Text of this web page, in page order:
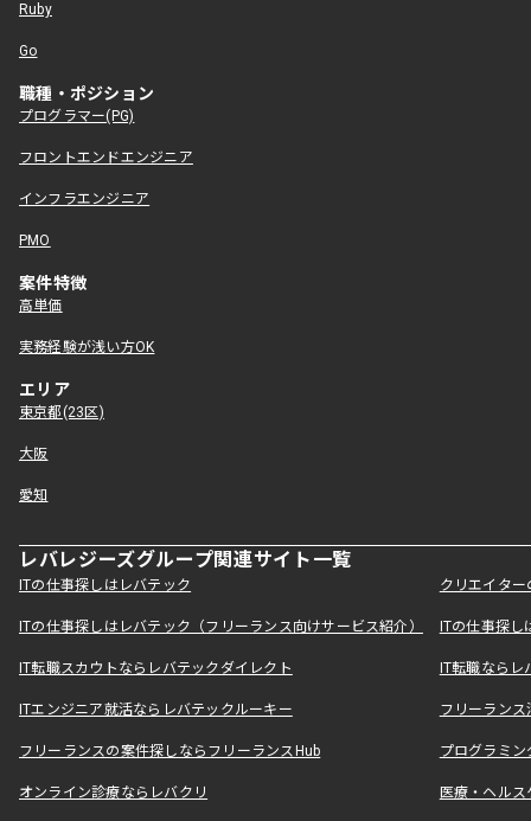
Ruby
Go
職種・ポジション
プログラマー(PG)
フロントエンドエンジニア
インフラエンジニア
PMO
案件特徴
高単価
実務経験が浅い方OK
エリア
東京都(23区)
大阪
愛知
レバレジーズグループ関連サイト一覧
ITの仕事探しはレバテック クリエイタ
ITの仕事探しはレバテック（フリーランス向けサービス紹介） ITの仕事探
IT転職スカウトならレバテックダイレクト IT転職なら
ITエンジニア就活ならレバテックルーキー フリーラン
フリーランスの案件探しならフリーランスHub プログラミ
オンライン診療ならレバクリ 医療・ヘル